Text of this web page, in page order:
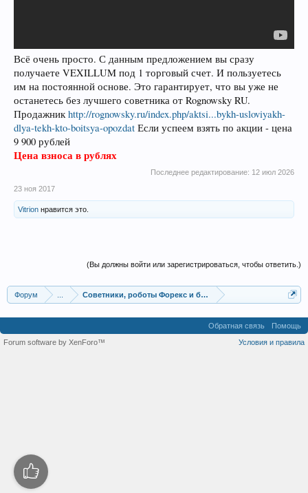
Всё очень просто. С данным предложением вы сразу
получаете VEXILLUM под 1 торговый счет. И пользуетесь
им на постоянной основе. Это гарантирует, что вы уже не
останетесь без лучшего советника от Rognowsky RU.
Продажникhttp://rognowsky.ru/index.php/aktsi...bykh-usloviyakh-
dlya-tekh-kto-boitsya-opozdat Если успеем взять по акции - цена
9 900 рублей
Цена взноса в рублях
Последнее редактирование: 12 июл 2026
23 ноя 2017
Vitrion нравится это.
(Вы должны войти или зарегистрироваться, чтобы ответить.)
Форум Советники, роботы Форекс и бинарных опционов
Обратная связь
Помощь
Условия и правила
Forum software by XenForo™